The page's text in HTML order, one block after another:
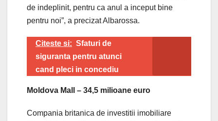
de indeplinit, pentru ca anul a inceput bine
pentru noi”, a precizat Albarossa.
Citeste si: Sfaturi de
siguranta pentru atunci
cand pleci in concediu
Moldova Mall – 34,5 milioane euro
Compania britanica de investitii imobiliare